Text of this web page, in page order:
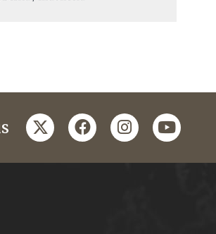
twitterfacebookinstagramyoutube